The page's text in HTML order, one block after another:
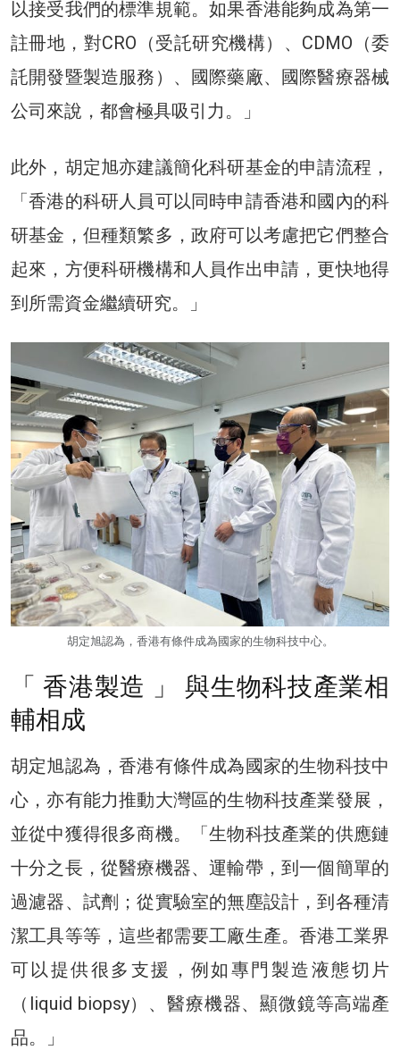
以接受我們的標準規範。如果香港能夠成為第一
註冊地，對CRO（受託研究機構）、CDMO（委
託開發暨製造服務）、國際藥廠、國際醫療器械
公司來說，都會極具吸引力。」
此外，胡定旭亦建議簡化科研基金的申請流程，
「香港的科研人員可以同時申請香港和國內的科
研基金，但種類繁多，政府可以考慮把它們整合
起來，方便科研機構和人員作出申請，更快地得
到所需資金繼續研究。」
胡定旭認為，香港有條件成為國家的生物科技中心。
「 香港製造 」 與生物科技產業相
輔相成
胡定旭認為，香港有條件成為國家的生物科技中
心，亦有能力推動大灣區的生物科技產業發展，
並從中獲得很多商機。「生物科技產業的供應鏈
十分之長，從醫療機器、運輸帶，到一個簡單的
過濾器、試劑；從實驗室的無塵設計，到各種清
潔工具等等，這些都需要工廠生產。香港工業界
可以提供很多支援，例如專門製造液態切片
（liquid biopsy）、醫療機器、顯微鏡等高端產
品。」